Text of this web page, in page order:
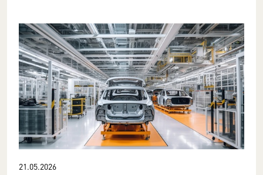
21.05.2026